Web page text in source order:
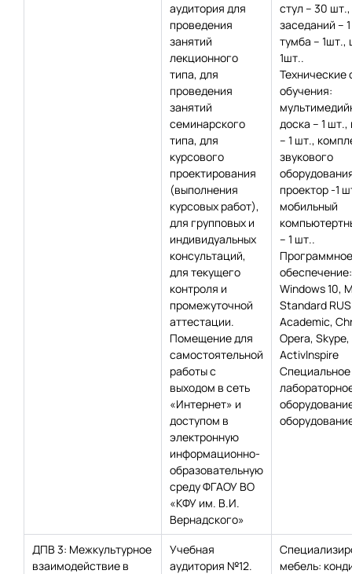
аудитория для
проведения
занятий
лекционного
типа, для
проведения
занятий
семинарского
типа, для
курсового
проектирования
(выполнения
курсовых работ),
для групповых и
индивидуальных
консультаций,
для текущего
контроля и
промежуточной
аттестации.
Помещение для
самостоятельной
работы с
выходом в сеть
«Интернет» и
доступом в
электронную
информационно-
образовательную
среду ФГАОУ ВО
«КФУ им. В.И.
Вернадского»
стул – 30
заседаний –
тумба – 1шт.,
1шт..
Технические
обучения:
доска – 1 шт.,
– 1 шт.,
звукового
проектор -1
мобильный
– 1 шт..
Программное
обеспечение:
Windows 10,
Standard RUS
Academic,
Opera, Skype,
Activlnspire
Специальное
ДПВ 3: Межкультурное
взаимодействие в
Учебная
аудитория №12.
мебель: